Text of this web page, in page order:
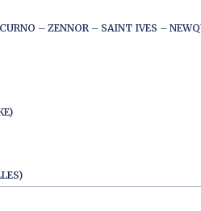
– ZENNOR – SAINT IVES –